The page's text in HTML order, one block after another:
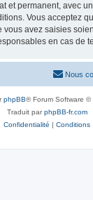
permanent, avec
Vous
avez saisies
en cas de
Nous
phpBB® Forum Software ©
Traduit parphpBB-fr.com
Confidentialité | Conditions